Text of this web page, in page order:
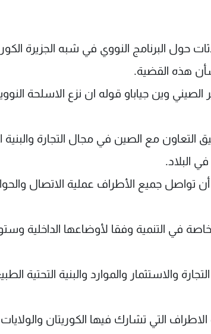
حول البرنامج النووي في شبه الجزيرة
هذه القضية.
وين جياباو قوله ان نزع الاسلحة
مع الصين في مجال التجارة والبنية
البلاد.
تواصل جميع الأطراف عملية الاتصال
في التنمية وفقا لأوضاعها الداخلية
والاستثمار والموارد والبنية التحتية
التي تشارك فيها الكوريتان والولايات